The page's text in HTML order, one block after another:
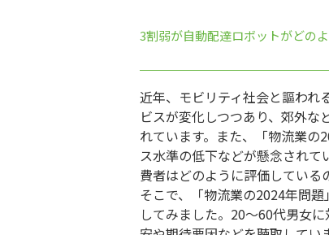
3割弱が自動配達ロボットがどの
近年、モビリティ社会と謳われ
ビスが変化しつつあり、郊外
れています。また、「物流業
ス水準の低下などが懸念されて
費者はどのように評価している
そこで、「物流業の2024年問
してみました。20～60代男女